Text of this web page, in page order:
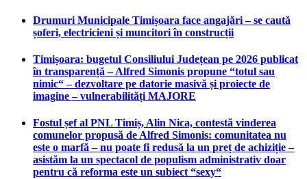
Drumuri Municipale Timișoara face angajări – se caută
șoferi, electricieni și muncitori în construcții
Timișoara: bugetul Consiliului Județean pe 2026 publicat
în transparență – Alfred Simonis propune “totul sau
nimic“ – dezvoltare pe datorie masivă și proiecte de
imagine – vulnerabilități MAJORE
Fostul șef al PNL Timiș, Alin Nica, contestă vinderea
comunelor propusă de Alfred Simonis: comunitatea nu
este o marfă – nu poate fi redusă la un preț de achiziție –
asistăm la un spectacol de populism administrativ doar
pentru că reforma este un subiect “sexy“